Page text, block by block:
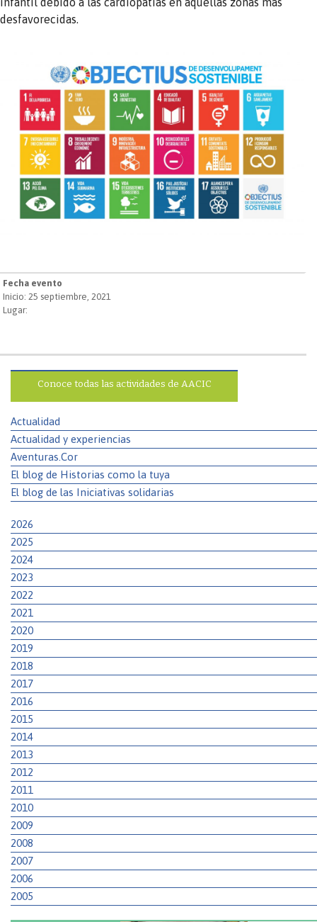
desfavorecidas.
Fecha evento
Inicio: 25 septiembre, 2021
Lugar:
Conoce todas las actividades de AACIC
Actualidad
Actualidad y experiencias
Aventuras.Cor
El blog de Historias como la tuya
El blog de las Iniciativas solidarias
2026
2025
2024
2023
2022
2021
2020
2019
2018
2017
2016
2015
2014
2013
2012
2011
2010
2009
2008
2007
2006
2005